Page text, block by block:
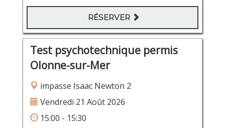
RÉSERVER
Test psychotechnique permis
Olonne-sur-Mer
impasse Isaac Newton 2
Vendredi 21 Août 2026
15:00 - 15:30